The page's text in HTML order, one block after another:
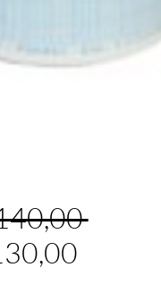
Preço
Preço